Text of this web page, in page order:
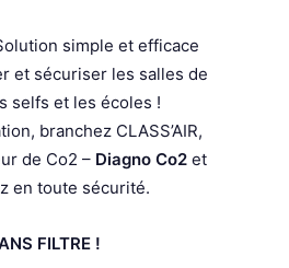
simple et efficace
et sécuriser les salles de
selfs et les écoles !
branchez CLASS’AIR,
de Co2 – Diagno Co2 et
en toute sécurité.
FILTRE !